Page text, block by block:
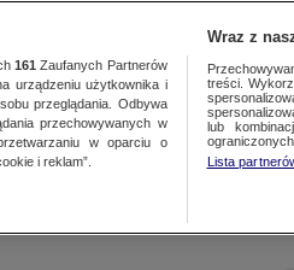
FAKTY PO FAKTACH
161 Zaufanych Partnerów
urządzeniu użytkownika i
przeglądania. Odbywa
przechowywanych w
w oparciu o
i reklam”.
Wraz z
treści.
lub
Lista